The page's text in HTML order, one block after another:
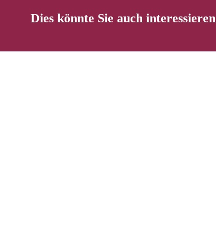
Dies könnte Sie auch interessieren